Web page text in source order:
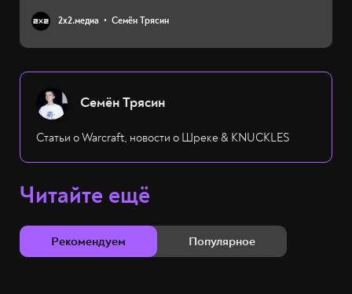
2х2.медиа Семён Трясин
Семён Трясин
Статьи о Warcraft, новости о Шреке & KNUCKLES
Читайте ещё
Рекомендуем Популярное